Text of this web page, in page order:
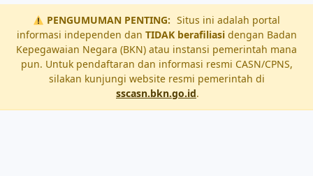
PENGUMUMAN PENTING: Situs ini adalah portal
informasi independen dan TIDAK berafiliasidengan Badan
Kepegawaian Negara (BKN) atau instansi pemerintah mana
pun. Untuk pendaftaran dan informasi resmi CASN/CPNS,
silakan kunjungi website resmi pemerintah di
sscasn.bkn.go.id.